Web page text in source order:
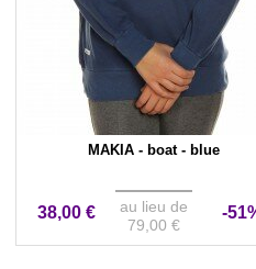
MAKIA - boat - blue
38,00 €
au lieu de
79,00 €
-